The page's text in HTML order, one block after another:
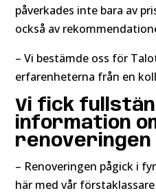
påverkades inte bara av
också av
– Vi bestämde oss för
erfarenheterna från en
Vi fick
information
– Renoveringen pågick i
här med vår